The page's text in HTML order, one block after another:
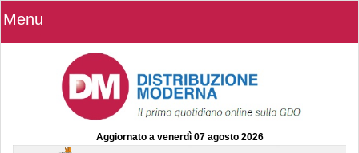
Menu
Aggiornato a venerdì 07 agosto 2026